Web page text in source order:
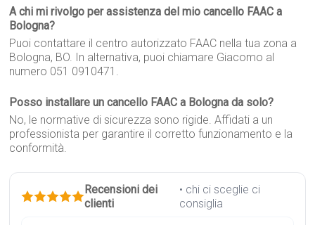
A chi mi rivolgo per assistenza del mio cancello FAAC a
Bologna?
Puoi contattare il centro autorizzato FAAC nella tua zona a
Bologna, BO. In alternativa, puoi chiamare Giacomo al
numero 051 0910471.
Posso installare un cancello FAAC a Bologna da solo?
No, le normative di sicurezza sono rigide. Affidati a un
professionista per garantire il corretto funzionamento e la
conformità.
Recensioni dei
clienti
• chi ci sceglie ci
consiglia